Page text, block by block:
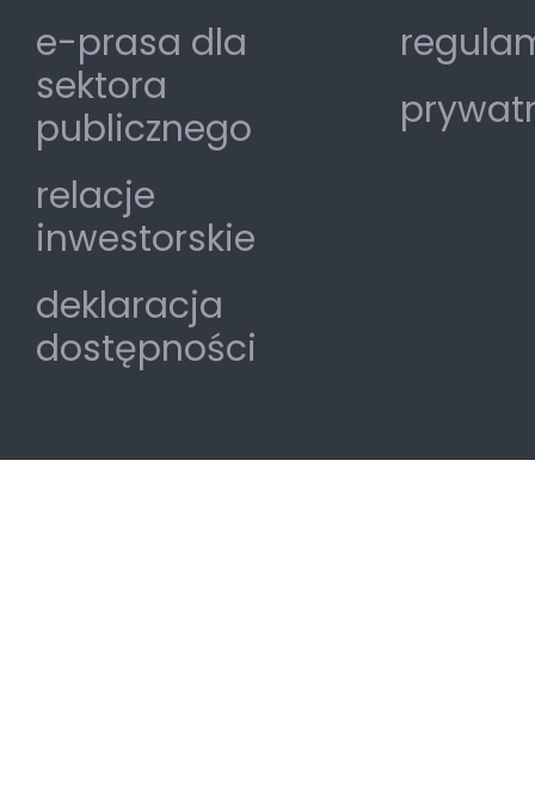
e-prasa dla
sektora
publicznego
relacje
inwestorskie
deklaracja
dostępności